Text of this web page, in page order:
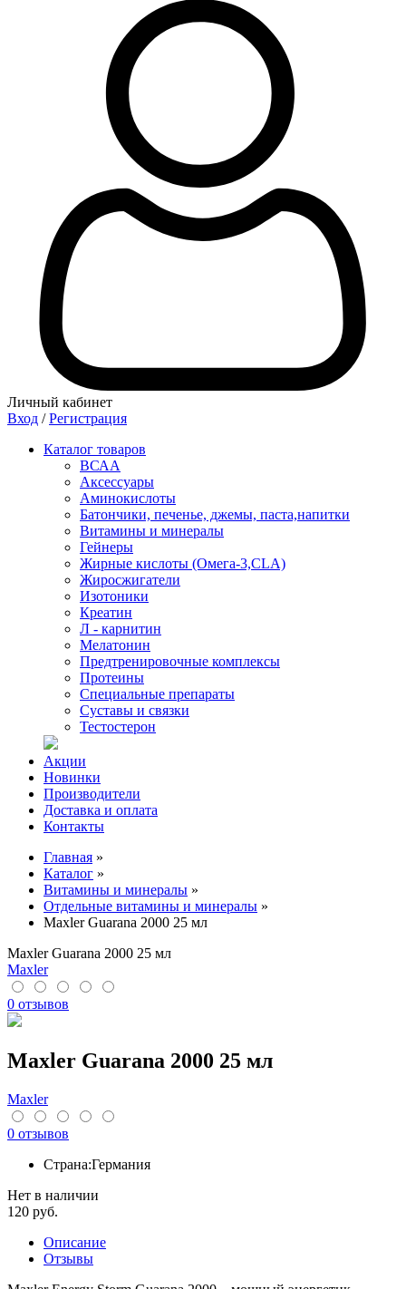
Личный кабинет
Вход / Регистрация
Каталог товаров
ВСАА
Аксессуары
Аминокислоты
Батончики, печенье, джемы, паста,напитки
Витамины и минералы
Гейнеры
Жирные кислоты (Омега-3,CLA)
Жиросжигатели
Изотоники
Креатин
Л - карнитин
Мелатонин
Предтренировочные комплексы
Протеины
Специальные препараты
Суставы и связки
Тестостерон
Акции
Новинки
Производители
Доставка и оплата
Контакты
Главная »
Каталог »
Витамины и минералы »
Отдельные витамины и минералы »
Maxler Guarana 2000 25 мл
Maxler Guarana 2000 25 мл
Maxler
0 отзывов
Maxler Guarana 2000 25 мл
Maxler
0 отзывов
Страна:Германия
Нет в наличии
120 руб.
Описание
Отзывы